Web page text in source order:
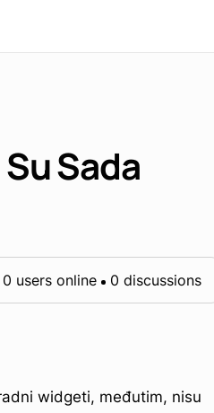
Sada
0 users online 0 discussions
widgeti, međutim, nisu